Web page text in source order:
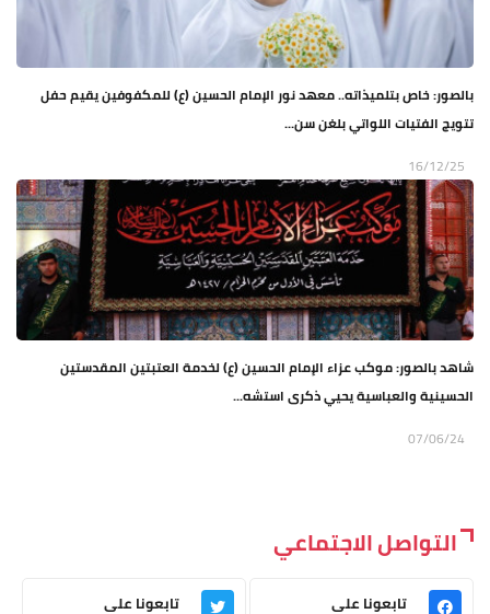
بالصور: خاص بتلميذاته.. معهد نور الإمام الحسين (ع) للمكفوفين يقيم حفل
تتويج الفتيات اللواتي بلغن سن...
16/12/25
شاهد بالصور: موكب عزاء الإمام الحسين (ع) لخدمة العتبتين المقدستين
الحسينية والعباسية يحيي ذكرى استشه...
07/06/24
التواصل الاجتماعي
تابعونا على تابعونا على